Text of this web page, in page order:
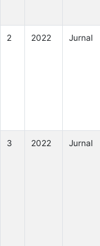
2 2022 Jurnal
3 2022 Jurnal